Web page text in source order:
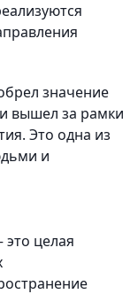
значение
вышел за рамки
Это одна из
и
целая